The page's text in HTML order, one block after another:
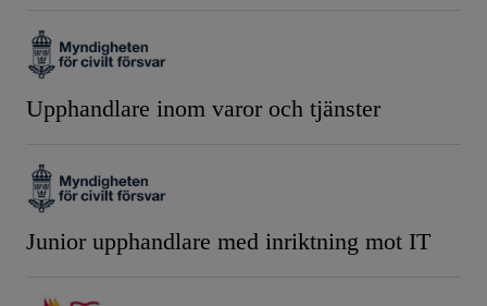
Upphandlare inom varor och tjänster
Junior upphandlare med inriktning mot IT